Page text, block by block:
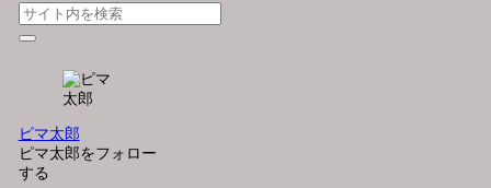
ピマ太郎
ピマ太郎をフォロー
する